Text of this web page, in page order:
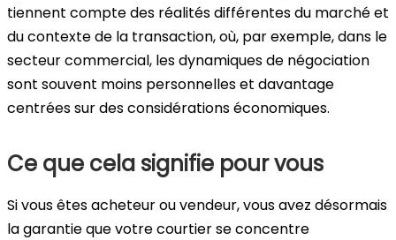
tiennent compte des réalités différentes du marché et
du contexte de la transaction, où, par exemple, dans le
secteur commercial, les dynamiques de négociation
sont souvent moins personnelles et davantage
centrées sur des considérations économiques.
Ce que cela signifie pour vous
Si vous êtes acheteur ou vendeur, vous avez désormais
la garantie que votre courtier se concentre